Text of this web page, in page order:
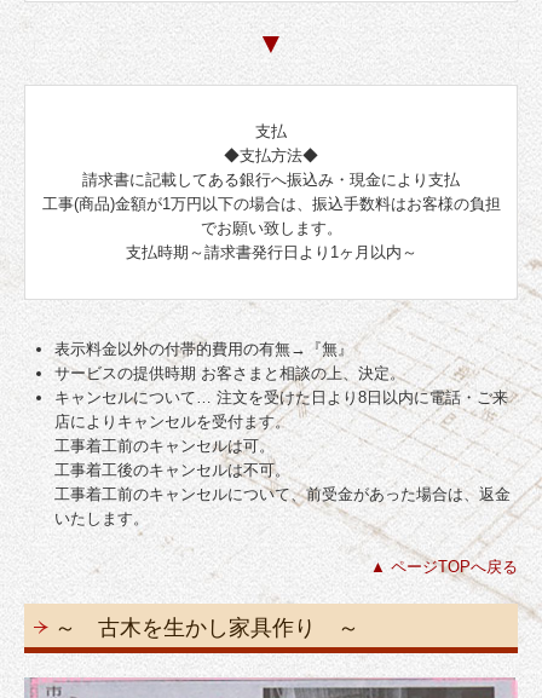
▼
支払
◆支払方法◆
請求書に記載してある銀行へ振込み・現金により支払
工事(商品)金額が1万円以下の場合は、振込手数料はお客様の負担
でお願い致します。
支払時期～請求書発行日より1ヶ月以内～
表示料金以外の付帯的費用の有無→『無』
サービスの提供時期 お客さまと相談の上、決定。
キャンセルについて… 注文を受けた日より8日以内に電話・ご来
店によりキャンセルを受付ます。
工事着工前のキャンセルは可。
工事着工後のキャンセルは不可。
工事着工前のキャンセルについて、前受金があった場合は、返金
いたします。
▲ ページTOPへ戻る
～ 古木を生かし家具作り ～